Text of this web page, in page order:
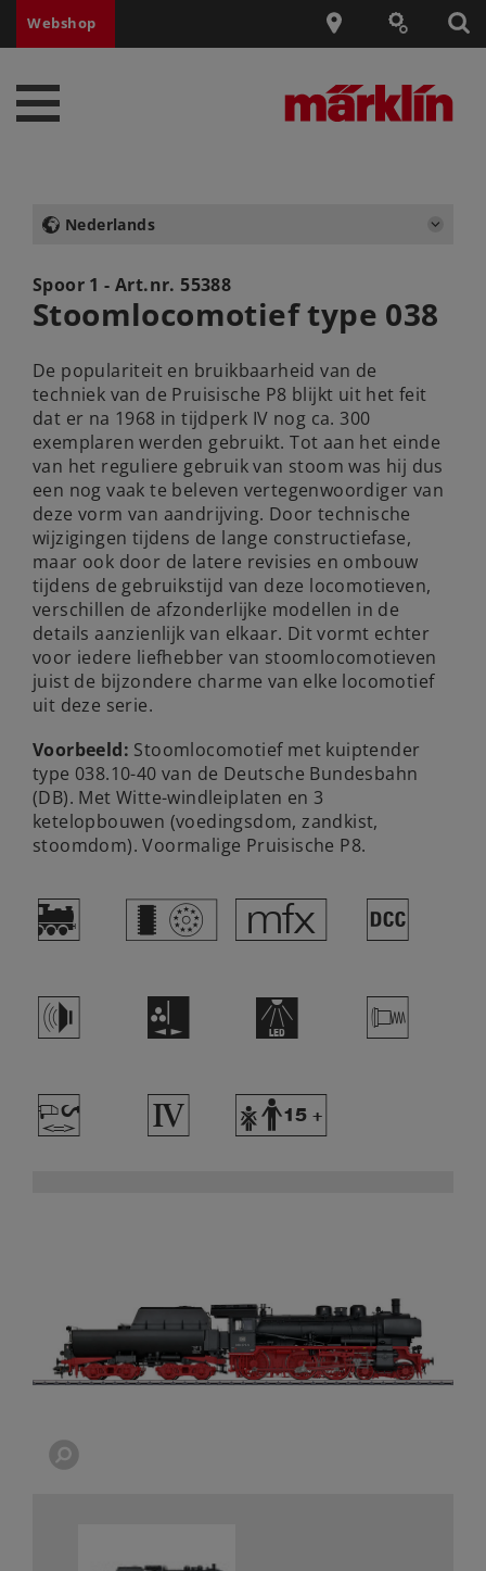
Webshop
Nederlands
Spoor 1 - Art.nr. 55388
Stoomlocomotief type 038
De populariteit en bruikbaarheid van de
techniek van de Pruisische P8 blijkt uit het feit
dat er na 1968 in tijdperk IV nog ca. 300
exemplaren werden gebruikt. Tot aan het einde
van het reguliere gebruik van stoom was hij dus
een nog vaak te beleven vertegenwoordiger van
deze vorm van aandrijving. Door technische
wijzigingen tijdens de lange constructiefase,
maar ook door de latere revisies en ombouw
tijdens de gebruikstijd van deze locomotieven,
verschillen de afzonderlijke modellen in de
details aanzienlijk van elkaar. Dit vormt echter
voor iedere liefhebber van stoomlocomotieven
juist de bijzondere charme van elke locomotief
uit deze serie.
Voorbeeld: Stoomlocomotief met kuiptender
type 038.10-40 van de Deutsche Bundesbahn
(DB). Met Witte-windleiplaten en 3
ketelopbouwen (voedingsdom, zandkist,
stoomdom). Voormalige Pruisische P8.
) c e §
h H + V
W 4 Y